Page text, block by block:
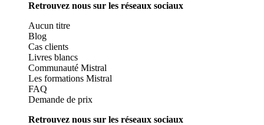
Retrouvez nous sur les réseaux sociaux
Aucun titre
Blog
Cas clients
Livres blancs
Communauté Mistral
Les formations Mistral
FAQ
Demande de prix
Retrouvez nous sur les réseaux sociaux